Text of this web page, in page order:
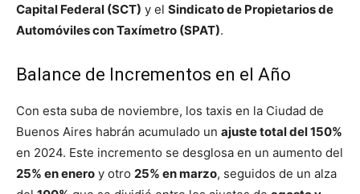
Capital Federal (SCT) y el Sindicato de Propietarios de
Automóviles con Taxímetro (SPAT).
Balance de Incrementos en el Año
Con esta suba de noviembre, los taxis en la Ciudad de
Buenos Aires habrán acumulado un ajuste total del 150%
en 2024. Este incremento se desglosa en un aumento del
25% en enero y otro 25% en marzo, seguidos de un alza